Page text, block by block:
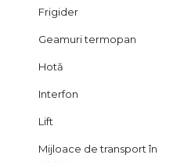
Frigider
Geamuri termopan
Hotă
Interfon
Lift
Mijloace de transport în